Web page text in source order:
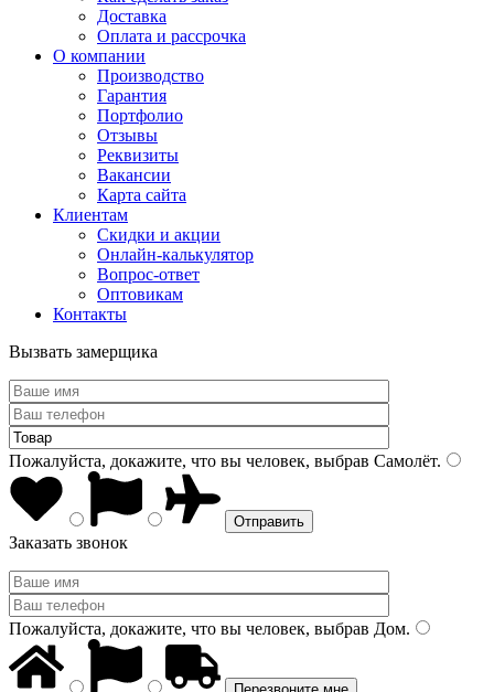
Доставка
Оплата и рассрочка
О компании
Производство
Гарантия
Портфолио
Отзывы
Реквизиты
Вакансии
Карта сайта
Клиентам
Скидки и акции
Онлайн-калькулятор
Вопрос-ответ
Оптовикам
Контакты
Вызвать замерщика
Пожалуйста, докажите, что вы человек, выбрав Самолёт.
Заказать звонок
Пожалуйста, докажите, что вы человек, выбрав Дом.